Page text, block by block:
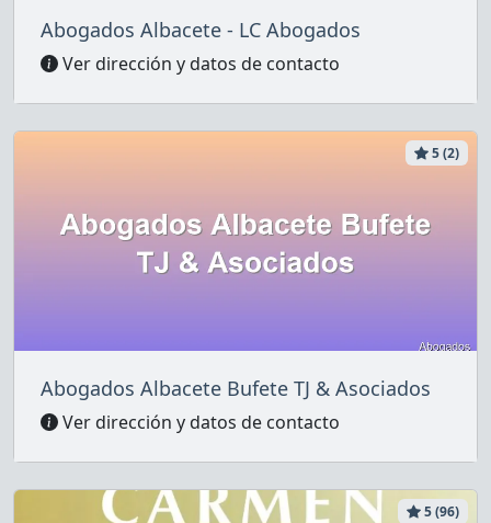
Abogados Albacete - LC Abogados
Ver dirección y datos de contacto
5 (2)
Abogados Albacete Bufete TJ & Asociados
Ver dirección y datos de contacto
5 (96)